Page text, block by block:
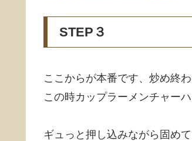
STEP３
ここからが本番です、炒め終
この時カップラーメンチャー
ギュっと押し込みながら固め